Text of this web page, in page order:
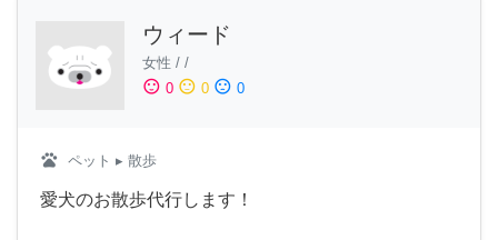
ウィード
女性 / /
sentiment_satisfied 0 sentiment_neutral 0 sentiment_dissatisfied 0
pets ペット ▸ 散歩
愛犬のお散歩代行します！